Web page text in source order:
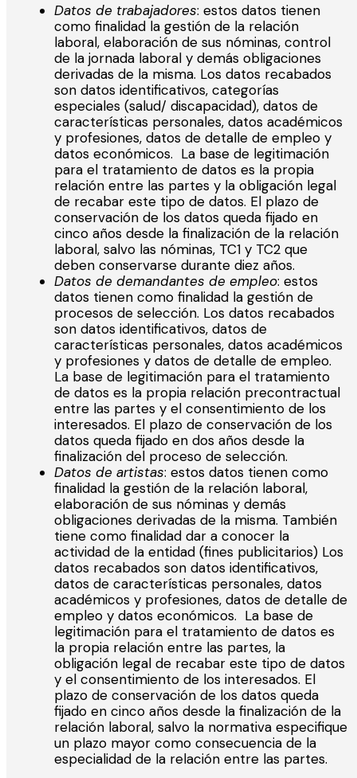
Datos de trabajadores: estos datos tienen
como finalidad la gestión de la relación
laboral, elaboración de sus nóminas, control
de la jornada laboral y demás obligaciones
derivadas de la misma. Los datos recabados
son datos identificativos, categorías
especiales (salud/ discapacidad), datos de
características personales, datos académicos
y profesiones, datos de detalle de empleo y
datos económicos. La base de legitimación
para el tratamiento de datos es la propia
relación entre las partes y la obligación legal
de recabar este tipo de datos. El plazo de
conservación de los datos queda fijado en
cinco años desde la finalización de la relación
laboral, salvo las nóminas, TC1 y TC2 que
deben conservarse durante diez años.
Datos de demandantes de empleo: estos
datos tienen como finalidad la gestión de
procesos de selección. Los datos recabados
son datos identificativos, datos de
características personales, datos académicos
y profesiones y datos de detalle de empleo.
La base de legitimación para el tratamiento
de datos es la propia relación precontractual
entre las partes y el consentimiento de los
interesados. El plazo de conservación de los
datos queda fijado en dos años desde la
finalización del proceso de selección.
Datos de artistas: estos datos tienen como
finalidad la gestión de la relación laboral,
elaboración de sus nóminas y demás
obligaciones derivadas de la misma. También
tiene como finalidad dar a conocer la
actividad de la entidad (fines publicitarios) Los
datos recabados son datos identificativos,
datos de características personales, datos
académicos y profesiones, datos de detalle de
empleo y datos económicos. La base de
legitimación para el tratamiento de datos es
la propia relación entre las partes, la
obligación legal de recabar este tipo de datos
y el consentimiento de los interesados. El
plazo de conservación de los datos queda
fijado en cinco años desde la finalización de la
relación laboral, salvo la normativa especifique
un plazo mayor como consecuencia de la
especialidad de la relación entre las partes.